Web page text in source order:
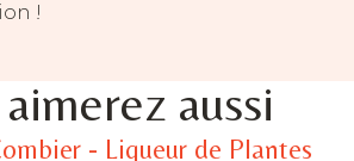
!
aussi
- Liqueur de Plantes